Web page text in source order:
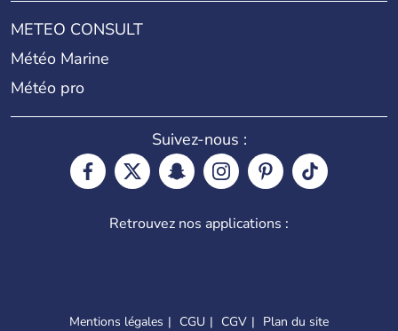
METEO CONSULT
Météo Marine
Météo pro
Suivez-nous :
Retrouvez nos applications :
Mentions légales CGU CGV Plan du site